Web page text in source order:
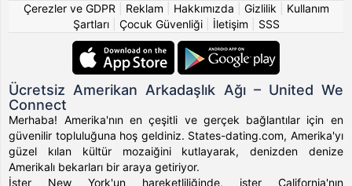
Çerezler ve GDPR
Reklam Hakkımızda Gizlilik
Kullanım
Şartları| Çocuk Güvenliği| İletişim SSS
Ücretsiz Amerikan Arkadaşlık Ağı – United We
Connect
Merhaba! Amerika'nın en çeşitli ve gerçek bağlantılar için en
güvenilir topluluğuna hoş geldiniz. States-dating.com, Amerika'yı
güzel kılan kültür mozaiğini kutlayarak, denizden denize
Amerikalı bekarları bir araya getiriyor.
İster New York'un hareketliliğinde, ister California'nın